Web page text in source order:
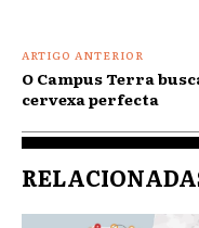
ARTIGO ANTERIOR
O Campus Terra
cervexa perfecta